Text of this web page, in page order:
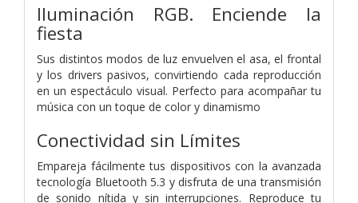
Iluminación RGB. Enciende la
fiesta
Sus distintos modos de luz envuelven el asa, el frontal
y los drivers pasivos, convirtiendo cada reproducción
en un espectáculo visual. Perfecto para acompañar tu
música con un toque de color y dinamismo
Conectividad sin Límites
Empareja fácilmente tus dispositivos con la avanzada
tecnología Bluetooth 5.3 y disfruta de una transmisión
de sonido nítida y sin interrupciones. Reproduce tu